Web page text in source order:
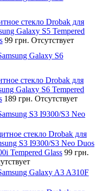
стекло Drobak для
Galaxy S5 Tempered
99 грн. Отсутствует
Galaxy S6
стекло Drobak для
Galaxy S6 Tempered
189 грн. Отсутствует
S3 I9300/S3 Neo
стекло Drobak для
S3 I9300/S3 Neo Duos
Tempered Glass 99 грн.
Galaxy A3 A310F